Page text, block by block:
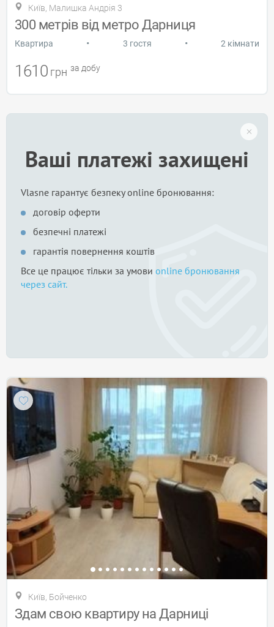
Київ, Малишка Андрія 3
300 метрів від метро Дарниця
Квартира • 3 гостя • 2 кімнати
1610 грн за добу
Ваші платежі захищені
Vlasne гарантує безпеку online бронювання:
договір оферти
безпечні платежі
гарантія повернення коштів
Все це працює тільки за умови online бронювання
через сайт.
Київ, Бойченко
Здам свою квартиру на Дарниці